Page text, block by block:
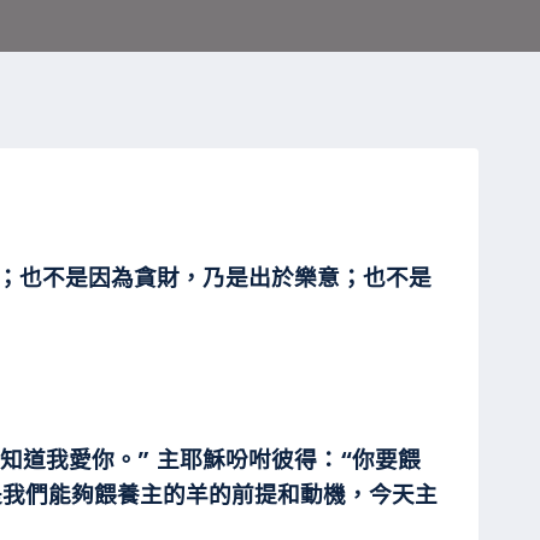
也不是因為貪財，乃是出於樂意；也不是
道我愛你。” 主耶穌吩咐彼得：“你要餵
們能夠餵養主的羊的前提和動機，今天主